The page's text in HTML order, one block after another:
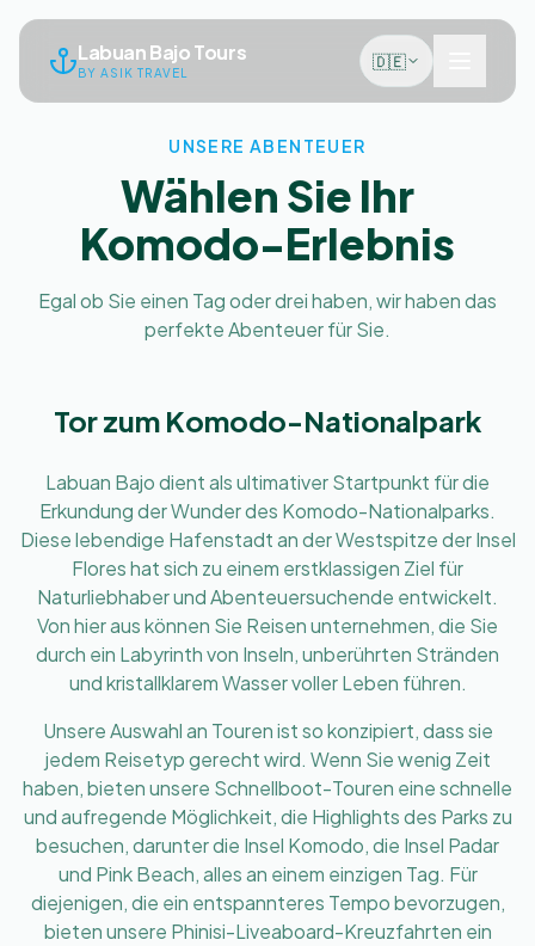
Labuan Bajo Tours
BY ASIK TRAVEL
🇩🇪
UNSERE ABENTEUER
Wählen Sie Ihr
Komodo-Erlebnis
Egal ob Sie einen Tag oder drei haben, wir haben das
perfekte Abenteuer für Sie.
Tor zum Komodo-Nationalpark
Labuan Bajo dient als ultimativer Startpunkt für die
Erkundung der Wunder des Komodo-Nationalparks.
Diese lebendige Hafenstadt an der Westspitze der Insel
Flores hat sich zu einem erstklassigen Ziel für
Naturliebhaber und Abenteuersuchende entwickelt.
Von hier aus können Sie Reisen unternehmen, die Sie
durch ein Labyrinth von Inseln, unberührten Stränden
und kristallklarem Wasser voller Leben führen.
Unsere Auswahl an Touren ist so konzipiert, dass sie
jedem Reisetyp gerecht wird. Wenn Sie wenig Zeit
haben, bieten unsere Schnellboot-Touren eine schnelle
und aufregende Möglichkeit, die Highlights des Parks zu
besuchen, darunter die Insel Komodo, die Insel Padar
und Pink Beach, alles an einem einzigen Tag. Für
diejenigen, die ein entspannteres Tempo bevorzugen,
bieten unsere Phinisi-Liveaboard-Kreuzfahrten ein